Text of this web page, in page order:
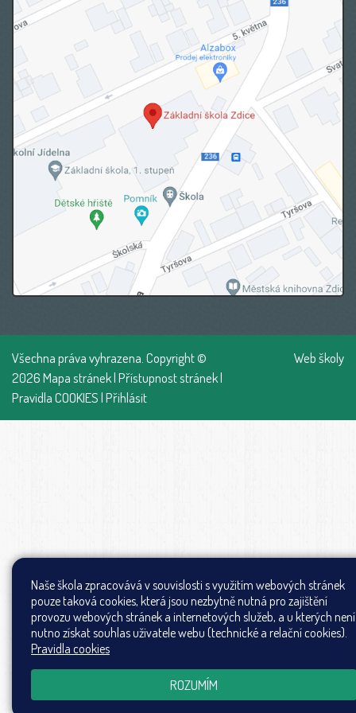
Všechna práva vyhrazena. Copyright ©
2026Mapa stránek|Přístupnost stránek|
Pravidla COOKIES|Přihlásit
Web školy
Naše škola zpracovává v souvislosti s využitím webových stránek
pouze taková cookies, která jsou nezbytně nutná pro zajištění
provozu webových stránek a internetových služeb, a u kterých není
nutno získat souhlas uživatele webu (technické a relační cookies).
Pravidla cookies
ROZUMÍM